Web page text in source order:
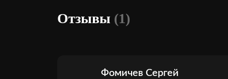
Отзывы (1)
Фомичев Сергей